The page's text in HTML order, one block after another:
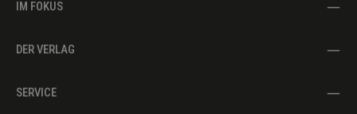
IM FOKUS
DER VERLAG
SERVICE